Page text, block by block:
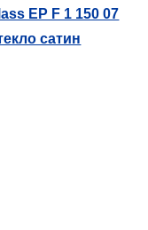
EP F 1 150 07
сатин